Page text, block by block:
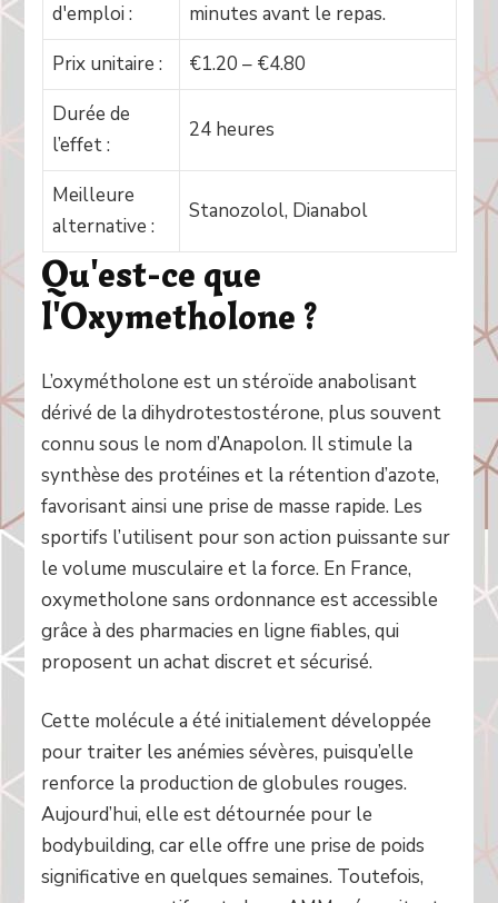
d'emploi :
minutes avant le repas.
Prix unitaire :
€1.20 – €4.80
Durée de
l’effet :
24 heures
Meilleure
alternative :
Stanozolol, Dianabol
Qu'est-ce que
l'Oxymetholone ?
L’oxymétholone est un stéroïde anabolisant
dérivé de la dihydrotestostérone, plus souvent
connu sous le nom d’Anapolon. Il stimule la
synthèse des protéines et la rétention d’azote,
favorisant ainsi une prise de masse rapide. Les
sportifs l’utilisent pour son action puissante sur
le volume musculaire et la force. En France,
oxymetholone sans ordonnance est accessible
grâce à des pharmacies en ligne fiables, qui
proposent un achat discret et sécurisé.
Cette molécule a été initialement développée
pour traiter les anémies sévères, puisqu’elle
renforce la production de globules rouges.
Aujourd’hui, elle est détournée pour le
bodybuilding, car elle offre une prise de poids
significative en quelques semaines. Toutefois,